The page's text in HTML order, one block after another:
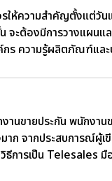
ห้ความสำคัญตั้งแต่วันแ
จะต้องมีการวางแผน
กร ความรู้ผลิตภัณฑ์และ
นขายประกัน พนักงาน
ก จากประสบการณ์ผู้เ
การเป็น Telesales